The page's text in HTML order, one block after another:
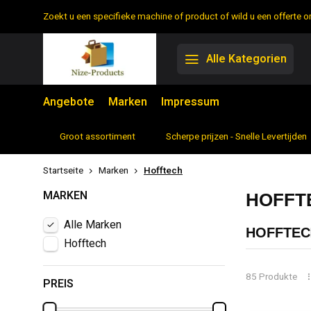
Zoekt u een specifieke machine of product of wild u een offerte
Alle Kategorien
Angebote Marken Impressum
Scherpe prijzen - Snelle Levertijden 7 dagen per week
Startseite Marken Hofftech
MARKEN
Alle Marken
Hofftech
PREIS
einer breiten
85 Produkte